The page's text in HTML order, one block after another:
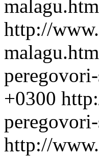
http://
+0300
http://